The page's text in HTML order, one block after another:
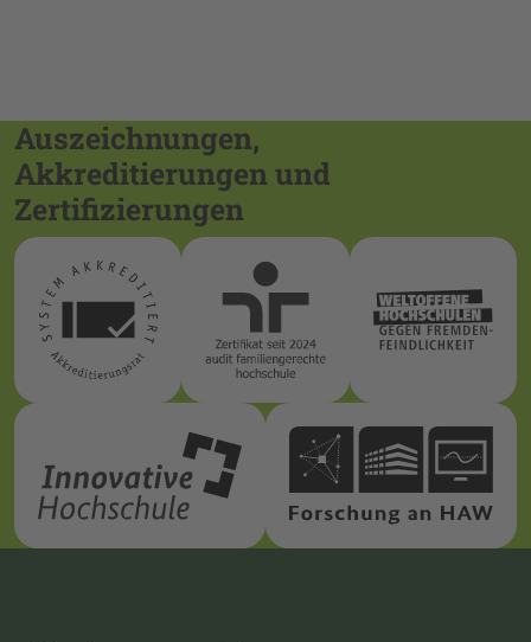
Auszeichnungen,
Akkreditierungen und
Zertifizierungen